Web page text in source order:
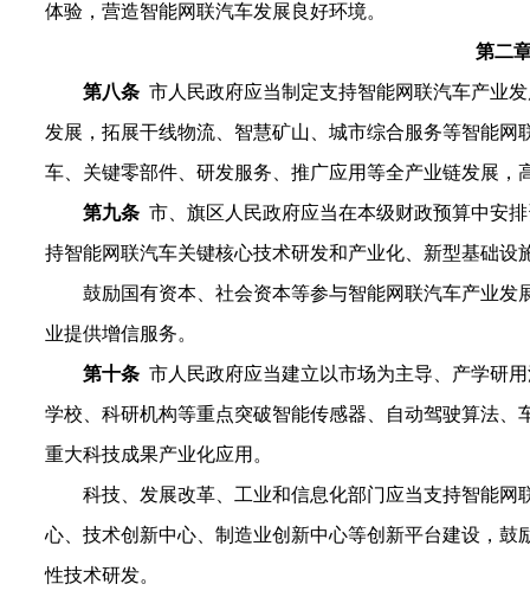
体验，营造智能网联汽车发展良好环境。
第二
第八条 市人民政府应当制定支持智能网联汽车产业
发展， 拓展干线物流、智慧矿山、城市综合服务等智能
车、关键零部件、研发服务、推广应用等全产业链发展，
第九条 市、旗区人民政府应当在本级财政预算中安
持智能网联汽车关键核心技术研发和产业化、新型基础设
鼓励国有资本、社会资本等参与智能网联汽车产业发
业提供增信服务。
第十条 市人民政府应当建立以市场为主导、产学研
学校、科研机构等重点突破智能传感器、自动驾驶算法、
重大科技成果产业化应用。
科技、 发展改革、工业和信息化部门应当支持智能网
心、 技术创新中心、制造业创新中心等创新平台建设， 鼓
性技术研发。